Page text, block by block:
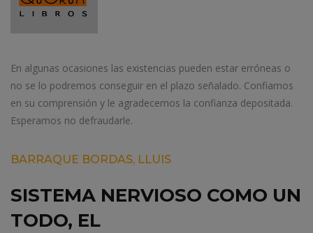
En algunas ocasiones las existencias pueden estar erróneas o
no se lo podremos conseguir en el plazo señalado. Confiamos
en su comprensión y le agradecemos la confianza depositada.
Esperamos no defraudarle.
BARRAQUE BORDAS, LLUIS
SISTEMA NERVIOSO COMO UN
TODO, EL